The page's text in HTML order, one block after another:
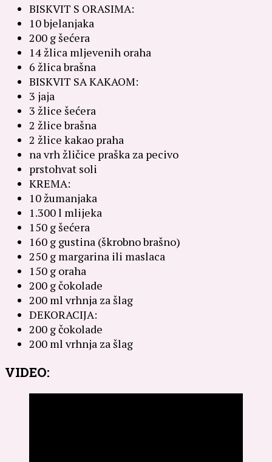
BISKVIT S ORASIMA:
10 bjelanjaka
200 g šećera
14 žlica mljevenih oraha
6 žlica brašna
BISKVIT SA KAKAOM:
3 jaja
3 žlice šećera
2 žlice brašna
2 žlice kakao praha
na vrh žličice praška za pecivo
prstohvat soli
KREMA:
10 žumanjaka
1.300 l mlijeka
150 g šećera
160 g gustina (škrobno brašno)
250 g margarina ili maslaca
150 g oraha
200 g čokolade
200 ml vrhnja za šlag
DEKORACIJA:
200 g čokolade
200 ml vrhnja za šlag
VIDEO: